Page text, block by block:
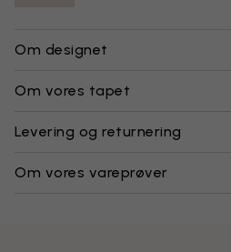
Om designet
Om vores tapet
Levering og returnering
Om vores vareprøver